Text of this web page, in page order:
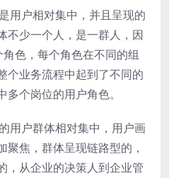
用户相对集中，并且呈现的
不少一个人，是一群人，因
色，每个角色在不同的组
个业务流程中起到了不同的
个岗位的用户角色。
用户群体相对集中，用户画
焦，群体呈现链路型的，
，从企业的决策人到企业管